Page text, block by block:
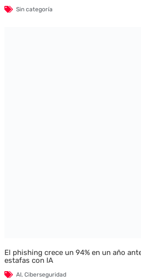
Sin categoría
El phishing crece un 94% en un año
estafas con IA
AI, Ciberseguridad